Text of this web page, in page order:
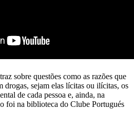
sobre questões como as razões que
sejam elas lícitas ou ilícitas, os
de cada pessoa e, ainda, na
foi na biblioteca do Clube Portugués